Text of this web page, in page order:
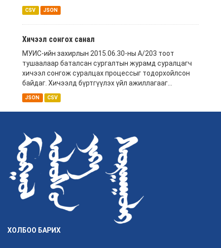
CSV JSON
Хичээл сонгох санал
МУИС-ийн захирлын 2015.06.30-ны А/203 тоот
тушаалаар баталсан сургалтын журамд суралцагч
хичээл сонгож суралцах процессыг тодорхойлсон
байдаг. Хичээлд бүртгүүлэх үйл ажиллагааг...
JSON CSV
ХОЛБОО БАРИХ